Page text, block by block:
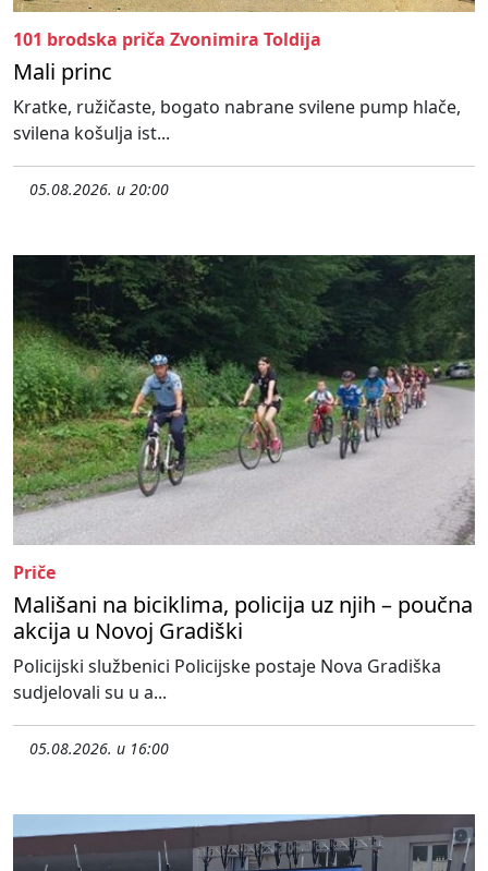
101 brodska priča Zvonimira Toldija
Mali princ
Kratke, ružičaste, bogato nabrane svilene pump hlače,
svilena košulja ist...
05.08.2026. u 20:00
Priče
Mališani na biciklima, policija uz njih – poučna
akcija u Novoj Gradiški
Policijski službenici Policijske postaje Nova Gradiška
sudjelovali su u a...
05.08.2026. u 16:00